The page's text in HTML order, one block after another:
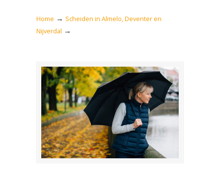
Home → Scheiden in Almelo, Deventer en
Nijverdal →